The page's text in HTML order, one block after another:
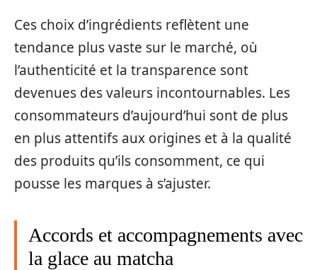
Ces choix d’ingrédients reflètent une
tendance plus vaste sur le marché, où
l’authenticité et la transparence sont
devenues des valeurs incontournables. Les
consommateurs d’aujourd’hui sont de plus
en plus attentifs aux origines et à la qualité
des produits qu’ils consomment, ce qui
pousse les marques à s’ajuster.
Accords et accompagnements avec
la glace au matcha